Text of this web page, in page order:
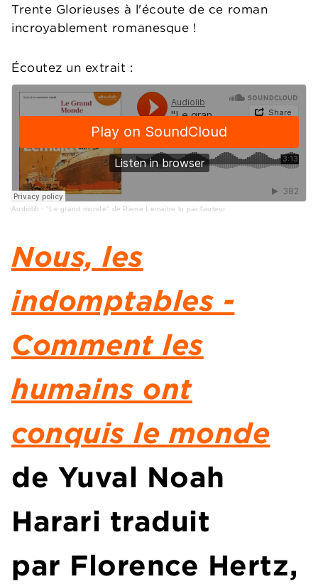
Trente Glorieuses à l'écoute de ce roman
incroyablement romanesque !
Écoutez un extrait :
Audiolib · "Le grand monde" de Pierre Lemaitre lu par l'auteur
Nous, les
indomptables -
Comment les
humains ont
conquis le monde
de Yuval Noah
Harari traduit
par Florence Hertz,